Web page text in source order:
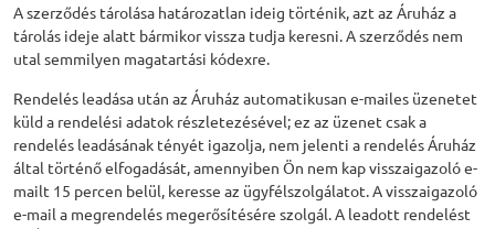
A szerződés tárolása határozatlan ideig történik, azt az Áruház a
tárolás ideje alatt bármikor vissza tudja keresni. A szerződés nem
utal semmilyen magatartási kódexre.
Rendelés leadása után az Áruház automatikusan e-mailes üzenetet
küld a rendelési adatok részletezésével; ez az üzenet csak a
rendelés leadásának tényét igazolja, nem jelenti a rendelés Áruház
által történő elfogadását, amennyiben Ön nem kap visszaigazoló e-
mailt 15 percen belül, keresse az ügyfélszolgálatot. A visszaigazoló
e-mail a megrendelés megerősítésére szolgál. A leadott rendelést